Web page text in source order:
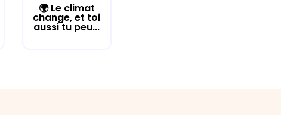
🌍 Le climat
change, et toi
aussi tu peu...